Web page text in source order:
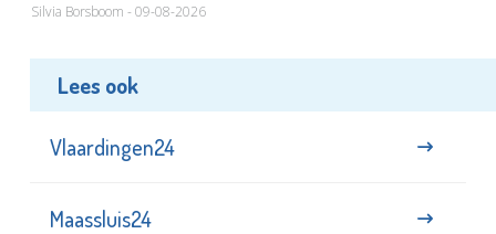
Silvia Borsboom - 09-08-2026
Lees ook
Vlaardingen24
Maassluis24